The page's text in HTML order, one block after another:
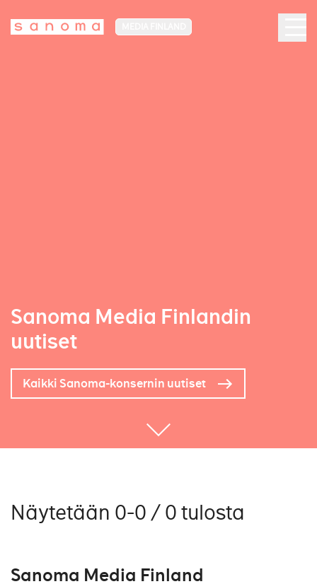
Sanoma Media Finlandin
uutiset
Kaikki Sanoma-konsernin uutiset
Näytetään 0-0 / 0 tulosta
Sanoma Media Finland